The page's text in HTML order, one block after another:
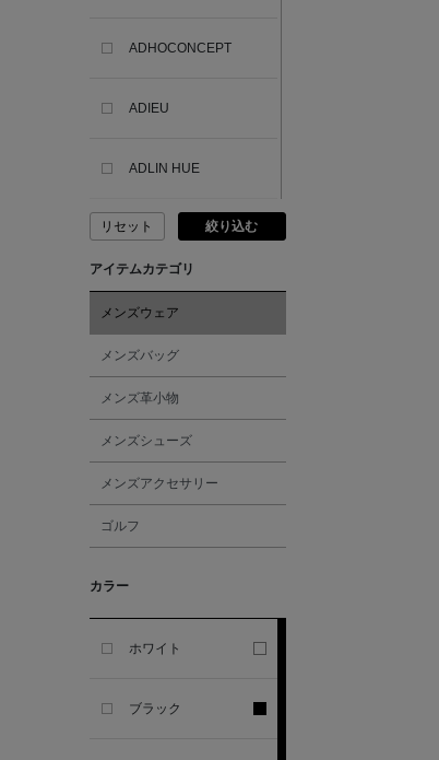
ADHOCONCEPT
ADIEU
ADLIN HUE
ADVISORY BOARD
AESOP
ALBERT THURSTON
ALESSANDRO
リセット 絞り込む
アイテムカテゴリ
メンズウェア
メンズバッグ
メンズ革小物
メンズシューズ
メンズアクセサリー
ゴルフ
カラー
ホワイト
ブラック